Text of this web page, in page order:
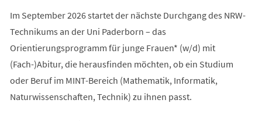
Im September 2026 startet der nächste Durchgang des NRW-
Technikums an der Uni Paderborn – das
Orientierungsprogramm für junge Frauen* (w/d) mit
(Fach-)Abitur, die herausfinden möchten, ob ein Studium
oder Beruf im MINT-Bereich (Mathematik, Informatik,
Naturwissenschaften, Technik) zu ihnen passt.